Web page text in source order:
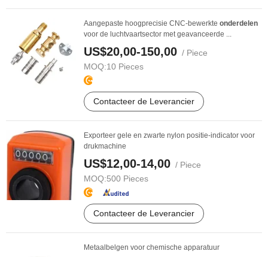
Aangepaste hoogprecisie CNC-bewerkte onderdelen
voor de luchtvaartsector met geavanceerde ...
US$20,00-150,00 / Piece
MOQ:10 Pieces
Contacteer de Leverancier
Exporteer gele en zwarte nylon positie-indicator voor
drukmachine
US$12,00-14,00 / Piece
MOQ:500 Pieces
Contacteer de Leverancier
Metaalbelgen voor chemische apparatuur